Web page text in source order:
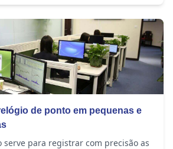
de ponto em pequenas e
serve para registrar com precisão as